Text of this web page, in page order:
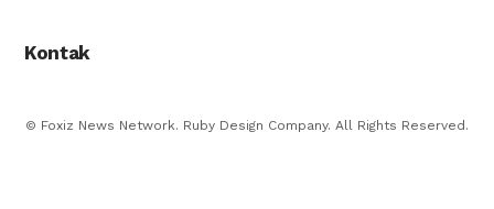
Kontak
© Foxiz News Network. Ruby Design Company. All Rights Reserved.